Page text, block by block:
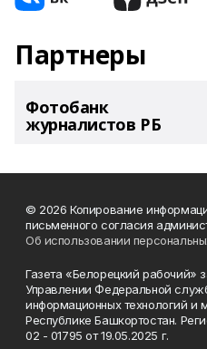
Партнеры
Фотобанк
журналистов РБ
© 2026 Копирование
письменного согласия
Об использовании
Газета «Белорецкий рабочий»
Управлении Федеральной
информационных технологий и
Республике Башкортостан.
02 - 01795 от 19.05.2025 г.